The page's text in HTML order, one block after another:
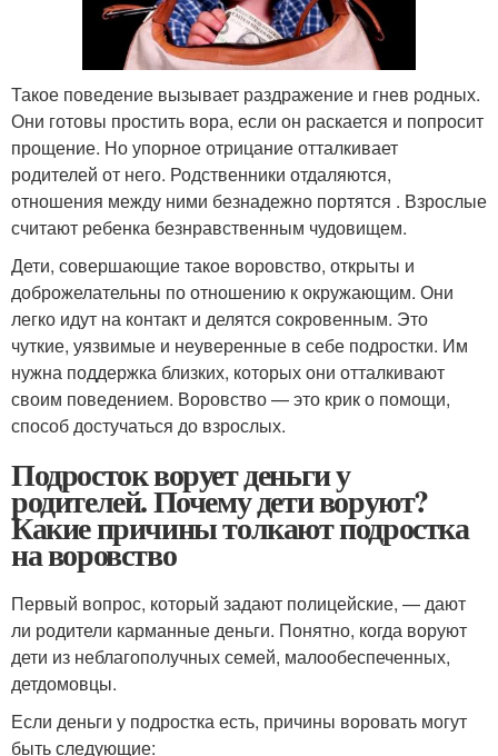
Такое поведение вызывает раздражение и гнев родных.
Они готовы простить вора, если он раскается и попросит
прощение. Но упорное отрицание отталкивает
родителей от него. Родственники отдаляются,
отношения между ними безнадежно портятся . Взрослые
считают ребенка безнравственным чудовищем.
Дети, совершающие такое воровство, открыты и
доброжелательны по отношению к окружающим. Они
легко идут на контакт и делятся сокровенным. Это
чуткие, уязвимые и неуверенные в себе подростки. Им
нужна поддержка близких, которых они отталкивают
своим поведением. Воровство — это крик о помощи,
способ достучаться до взрослых.
Подросток ворует деньги у
родителей. Почему дети воруют?
Какие причины толкают подростка
на воровство
Первый вопрос, который задают полицейские, — дают
ли родители карманные деньги. Понятно, когда воруют
дети из неблагополучных семей, малообеспеченных,
детдомовцы.
Если деньги у подростка есть, причины воровать могут
быть следующие: